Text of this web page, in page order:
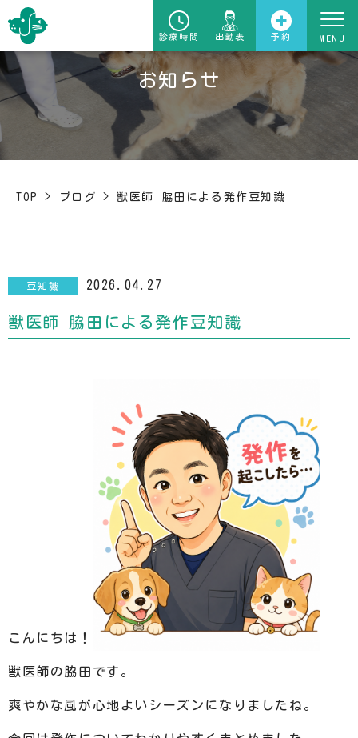
診療時間 出勤表 予約
お知らせ
TOP > ブログ >獣医師 脇田による発作豆知識
豆知識 2026.04.27
獣医師 脇田による発作豆知識
こんにちは！
獣医師の脇田です。
爽やかな風が心地よいシーズンになりましたね。